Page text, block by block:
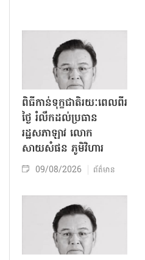
ពិធីកាន់ទុក្ខជាតិរយៈពេលពីរ
ថ្ងៃ រំលឹកដល់ប្រធាន
រដ្ឋសភាឡាវ លោក
សាយសំផន ភូមិវិហារ
09/08/2026 ព័ត៌មាន